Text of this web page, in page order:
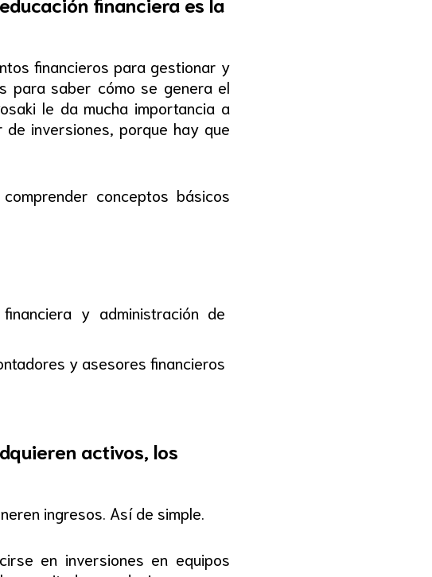
financieros para gestionar y
para saber cómo se genera el
le da mucha importancia a
inversiones, porque hay que
conceptos básicos
y administración de
y asesores financieros
activos, los
ingresos. Así de simple.
en inversiones en equipos